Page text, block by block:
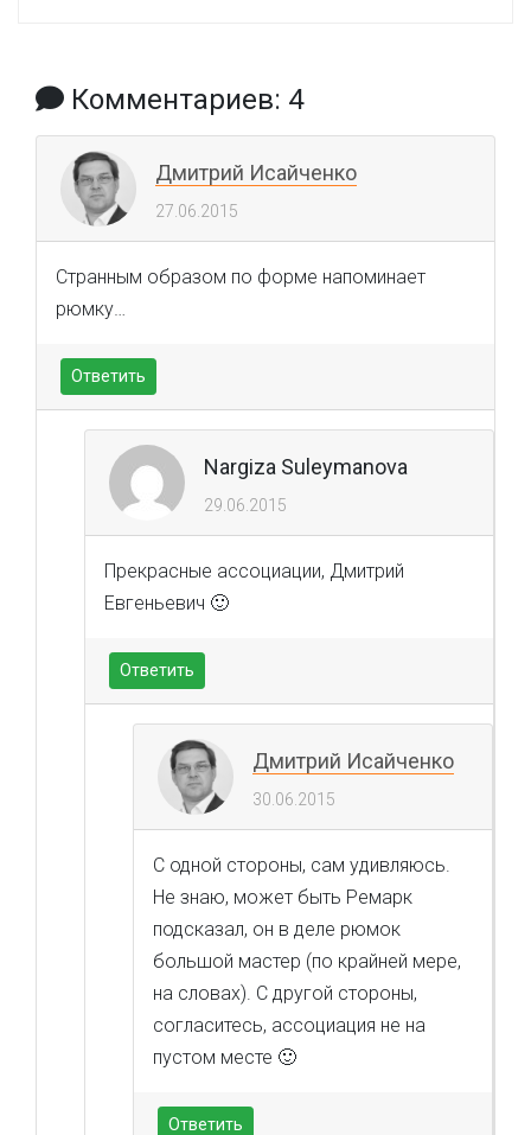
Комментариев: 4
Дмитрий Исайченко
27.06.2015
Странным образом по форме напоминает
рюмку…
Ответить
Nargiza Suleymanova
29.06.2015
Прекрасные ассоциации, Дмитрий
Евгеньевич 🙂
Ответить
Дмитрий Исайченко
30.06.2015
С одной стороны, сам удивляюсь.
Не знаю, может быть Ремарк
подсказал, он в деле рюмок
большой мастер (по крайней мере,
на словах). С другой стороны,
согласитесь, ассоциация не на
пустом месте 🙂
Ответить